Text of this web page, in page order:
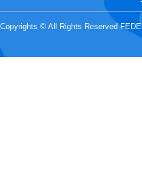
Copyrights © All Rights Reserved